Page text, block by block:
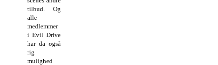
tilbud. Og
alle
medlemmer
i Evil Drive
har da også
rig
mulighed